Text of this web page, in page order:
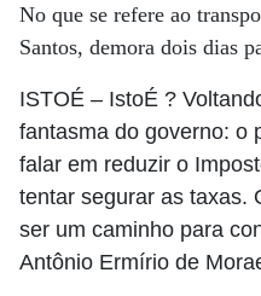
No que se refere ao
Santos, demora dois dias
ISTOÉ – IstoÉ ?
fantasma do governo: o
falar em reduzir o
tentar segurar as taxas.
ser um caminho para
Antônio Ermírio de